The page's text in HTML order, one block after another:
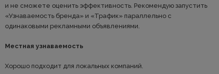
и не сможете оценить эффективность. Рекомендую запустить
«Узнаваемость бренда» и «Трафик» параллельно с
одинаковыми рекламными объявлениями.
Местная узнаваемость
Хорошо подходит для локальных компаний.